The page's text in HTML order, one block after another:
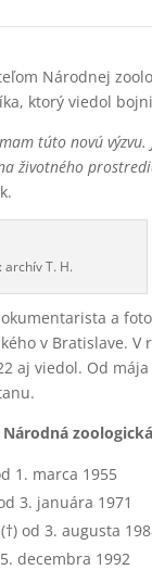
Národnej
ktorý viedol
túto novú
životného
archív T. H.
a
v Bratislave. V
aj viedol. Od
1. marca 1955
3. januára 1971
od 3. augusta
decembra 1992